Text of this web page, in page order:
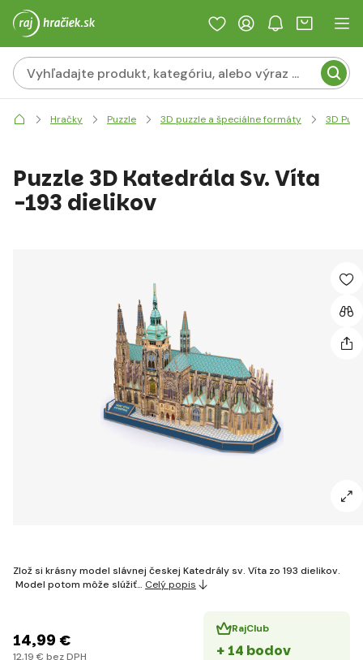
Hračky Puzzle 3D puzzle a špeciálne formáty 3D
Puzzle 3D Katedrála Sv. Víta
-193 dielikov
Zlož si krásny model slávnej českej Katedrály sv. Víta zo 193 dielikov.
Model potom môže slúžiť… Celý popis
14,99 €
12,19 € bez DPH
RajClub
+ 14 bodov